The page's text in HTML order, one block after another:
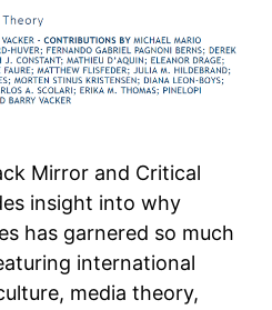
Mirror and Critical
insight into why
has garnered so much
international
media theory,